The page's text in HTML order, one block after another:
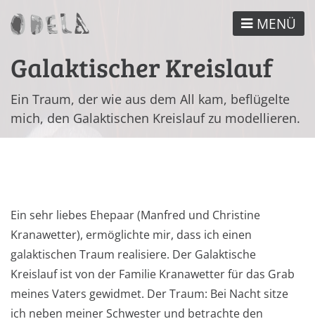
zum
MENÜ
Galaktischer Kreislauf
Ein Traum, der wie aus dem All kam, beflügelte
mich, den Galaktischen Kreislauf zu modellieren.
Ein sehr liebes Ehepaar (Manfred und Christine
Kranawetter), ermöglichte mir, dass ich einen
galaktischen Traum realisiere. Der Galaktische
Kreislauf ist von der Familie Kranawetter für das Grab
meines Vaters gewidmet. Der Traum: Bei Nacht sitze
ich neben meiner Schwester und betrachte den